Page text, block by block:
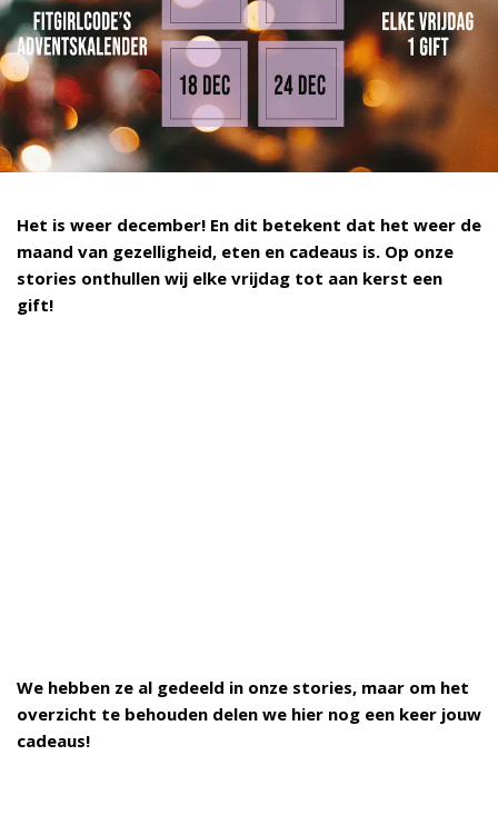
Het is weer december! En dit betekent dat het weer de
maand van gezelligheid, eten en cadeaus is. Op onze
stories onthullen wij elke vrijdag tot aan kerst een
gift!
We hebben ze al gedeeld in onze stories, maar om het
overzicht te behouden delen we hier nog een keer jouw
cadeaus!